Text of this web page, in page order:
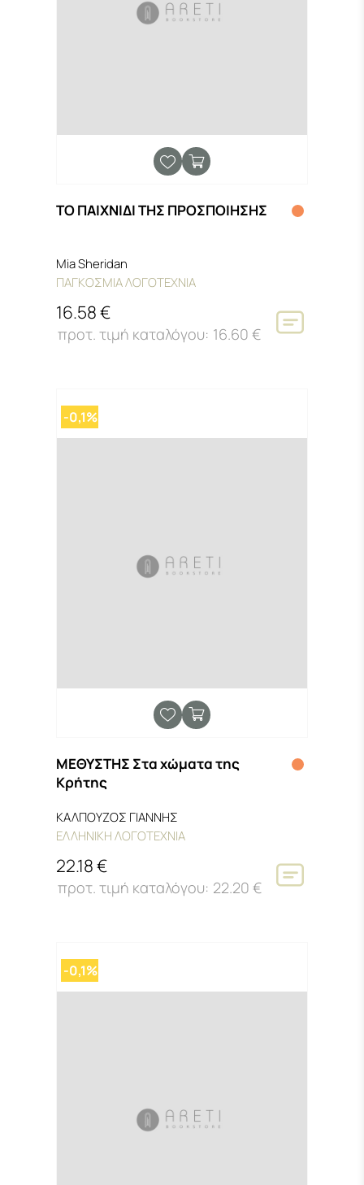
ΤΟ ΠΑΙΧΝΙΔΙ ΤΗΣ ΠΡΟΣΠΟΙΗΣΗΣ
Mia Sheridan
ΠΑΓΚΟΣΜΙΑ ΛΟΓΟΤΕΧΝΙΑ
16.58 €
16.60 €
-0,1%
ΜΕΘΥΣΤΗΣ Στα χώματα της
Κρήτης
ΚΑΛΠΟΥΖΟΣ ΓΙΑΝΝΗΣ
ΕΛΛΗΝΙΚΗ ΛΟΓΟΤΕΧΝΙΑ
22.18 €
22.20 €
-0,1%